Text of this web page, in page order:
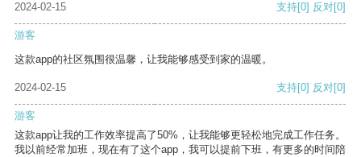
2024-02-15
支持[0] 反对[0]
游客
这款app的社区氛围很温馨，让我能够感受到家的温暖。
2024-02-15 支持[0] 反对[0]
游客
这款app让我的工作效率提高了50%，让我能够更轻松地完成工作任务。
我以前经常加班，现在有了这个app，我可以提前下班，有更多的时间陪